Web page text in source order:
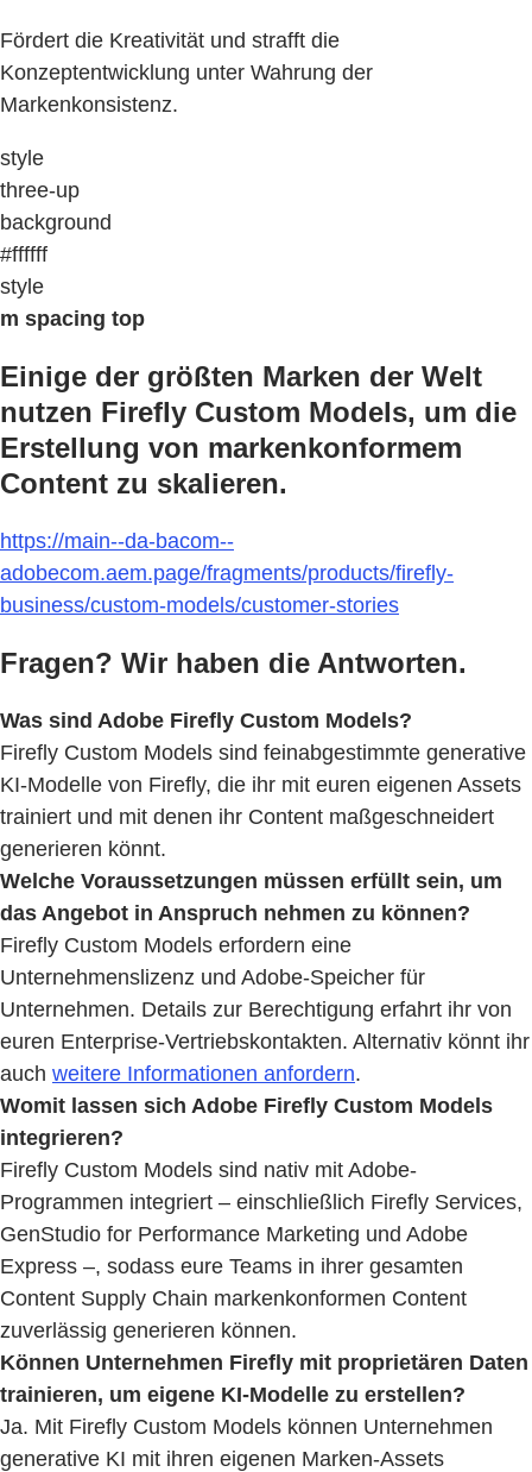
Fördert die Kreativität und strafft die
Konzeptentwicklung unter Wahrung der
Markenkonsistenz.
style
three-up
background
#ffffff
style
m spacing top
Einige der größten Marken der Welt
nutzen Firefly Custom Models, um die
Erstellung von markenkonformem
Content zu skalieren.
https://main--da-bacom--
adobecom.aem.page/fragments/products/firefly-
business/custom-models/customer-stories
Fragen? Wir haben die Antworten.
Was sind Adobe Firefly Custom Models?
Firefly Custom Models sind feinabgestimmte generative
KI-Modelle von Firefly, die ihr mit euren eigenen Assets
trainiert und mit denen ihr Content maßgeschneidert
generieren könnt.
Welche Voraussetzungen müssen erfüllt sein, um
das Angebot in Anspruch nehmen zu können?
Firefly Custom Models erfordern eine
Unternehmenslizenz und Adobe-Speicher für
Unternehmen. Details zur Berechtigung erfahrt ihr von
euren Enterprise-Vertriebskontakten. Alternativ könnt ihr
auch weitere Informationen anfordern.
Womit lassen sich Adobe Firefly Custom Models
integrieren?
Firefly Custom Models sind nativ mit Adobe-
Programmen integriert – einschließlich Firefly Services,
GenStudio for Performance Marketing und Adobe
Express –, sodass eure Teams in ihrer gesamten
Content Supply Chain markenkonformen Content
zuverlässig generieren können​.
Können Unternehmen Firefly mit proprietären Daten
trainieren, um eigene KI-Modelle zu erstellen?
Ja. Mit Firefly Custom Models können Unternehmen
generative KI mit ihren eigenen Marken-Assets